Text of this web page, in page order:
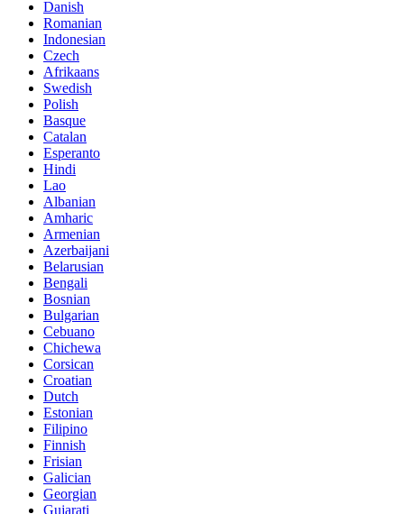
Danish
Romanian
Indonesian
Czech
Afrikaans
Swedish
Polish
Basque
Catalan
Esperanto
Hindi
Lao
Albanian
Amharic
Armenian
Azerbaijani
Belarusian
Bengali
Bosnian
Bulgarian
Cebuano
Chichewa
Corsican
Croatian
Dutch
Estonian
Filipino
Finnish
Frisian
Galician
Georgian
Gujarati